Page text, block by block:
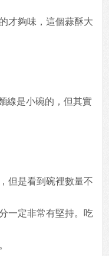
才夠味，這個蒜酥大
線是小碗的，但其實
但是看到碗裡數量不
一定非常有堅持。吃